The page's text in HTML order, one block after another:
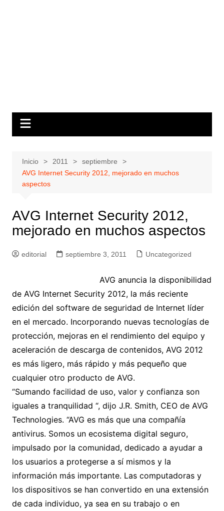
Inicio 2011
septiembre
AVG Internet Security 2012, mejorado en muchos
aspectos
AVG Internet Security 2012,
mejorado en muchos aspectos
editorial septiembre 3, 2011 Uncategorized
AVG anuncia la disponibilidad
de AVG Internet Security 2012, la más reciente
edición del software de seguridad de Internet líder
en el mercado. Incorporando nuevas tecnologías de
protección, mejoras en el rendimiento del equipo y
aceleración de descarga de contenidos, AVG 2012
es más ligero, más rápido y más pequeño que
cualquier otro producto de AVG.
“Sumando facilidad de uso, valor y confianza son
iguales a tranquilidad “, dijo J.R. Smith, CEO de AVG
Technologies. “AVG es más que una compañía
antivirus. Somos un ecosistema digital seguro,
impulsado por la comunidad, dedicado a ayudar a
los usuarios a protegerse a sí mismos y la
información más importante. Las computadoras y
los dispositivos se han convertido en una extensión
de cada individuo, ya sea en su trabajo o en